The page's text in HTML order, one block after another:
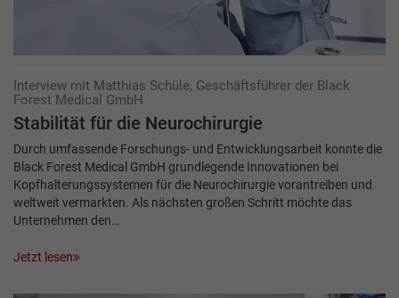
Interview mit Matthias Schüle, Geschäftsführer der Black
Forest Medical GmbH
Stabilität für die Neurochirurgie
Durch umfassende Forschungs- und Entwicklungsarbeit konnte die
Black Forest Medical GmbH grundlegende Innovationen bei
Kopfhalterungssystemen für die Neurochirurgie vorantreiben und
weltweit vermarkten. Als nächsten großen Schritt möchte das
Unternehmen den…
Jetzt lesen